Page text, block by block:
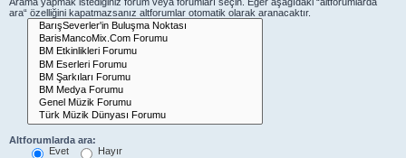
ara“ özelliğini kapatmazsanız altforumlar otomatik olarak aranacaktır.
Altforumlarda ara:
Evet
Hayır